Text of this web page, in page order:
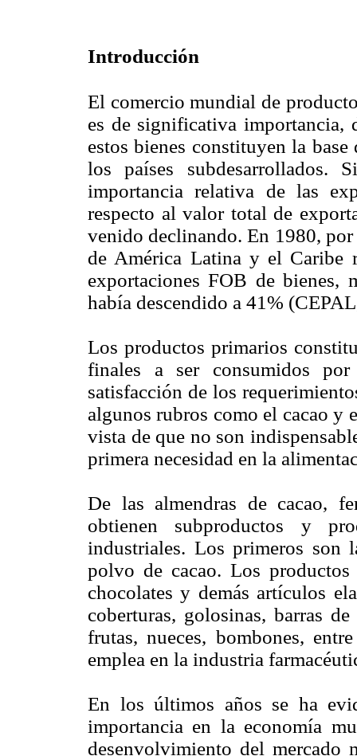
Introducción
El comercio mundial de
es de significativa
estos bienes constituyen la
los países subdesarrollados.
importancia relativa de las
respecto al valor total de
venido declinando. En 1980,
de América Latina y el Caribe
exportaciones FOB de bienes,
había descendido a 41%
Los productos primarios
finales a ser consumidos
satisfacción de los
algunos rubros como el cacao y
vista de que no son
primera necesidad en la
De las almendras de cacao,
obtienen subproductos y
industriales. Los primeros
polvo de cacao. Los
chocolates y demás artículos
coberturas, golosinas, barras
frutas, nueces, bombones,
emplea en la industria
En los últimos años se ha
importancia en la economía
desenvolvimiento del mercado